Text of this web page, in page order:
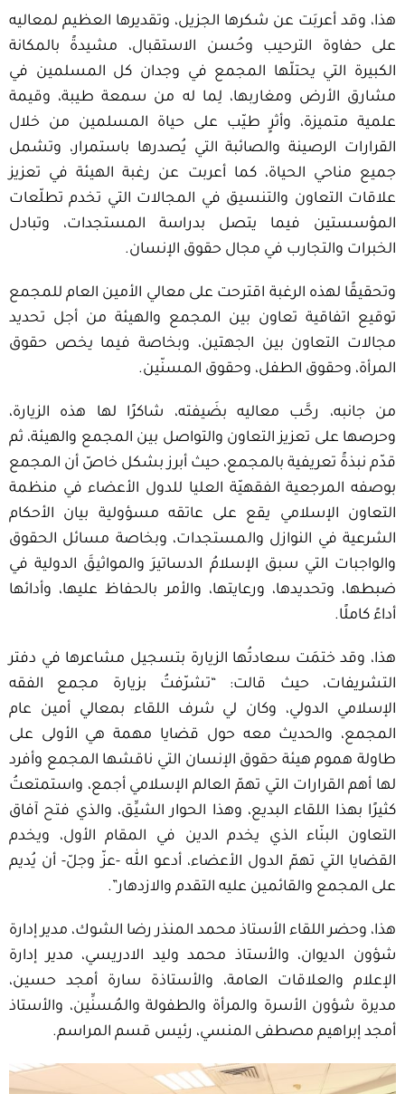
هذا، وقد أعربَت عن شكرها الجزيل، وتقديرها العظيم لمعاليه
على حفاوة الترحيب وحُسن الاستقبال، مشيدةً بالمكانة
الكبيرة التي يحتلّها المجمع في وجدان كل المسلمين في
مشارق الأرض ومغاربها، لِما له من سمعة طيبة، وقيمة
علمية متميزة، وأثرٍ طيّب على حياة المسلمين من خلال
القرارات الرصينة والصائبة التي يُصدرها باستمرار، وتشمل
جميع مناحي الحياة، كما أعربت عن رغبة الهيئة في تعزيز
علاقات التعاون والتنسيق في المجالات التي تخدم تطلّعات
المؤسستين فيما يتصل بدراسة المستجدات، وتبادل
الخبرات والتجارب في مجال حقوق الإنسان.
وتحقيقًا لهذه الرغبة اقترحت على معالي الأمين العام للمجمع
توقيع اتفاقية تعاون بين المجمع والهيئة من أجل تحديد
مجالات التعاون بين الجهتين، وبخاصة فيما يخص حقوق
المرأة، وحقوق الطفل، وحقوق المسنّين.
من جانبه، رحَّب معاليه بضَيفته، شاكرًا لها هذه الزيارة،
وحرصها على تعزيز التعاون والتواصل بين المجمع والهيئة، ثم
قدّم نبذةً تعريفية بالمجمع، حيث أبرز بشكل خاصّ أن المجمع
بوصفه المرجعية الفقهيّة العليا للدول الأعضاء في منظمة
التعاون الإسلامي يقع على عاتقه مسؤولية بيان الأحكام
الشرعية في النوازل والمستجدات، وبخاصة مسائل الحقوق
والواجبات التي سبق الإسلامُ الدساتيرَ والمواثيقَ الدولية في
ضبطها، وتحديدها، ورعايتها، والأمر بالحفاظ عليها، وأدائها
أداءً كاملًا.
هذا، وقد ختمَت سعادتُها الزيارة بتسجيل مشاعرها في دفتر
التشريفات، حيث قالت: “تشرّفتُ بزيارة مجمع الفقه
الإسلامي الدولي، وكان لي شرف اللقاء بمعالي أمين عام
المجمع، والحديث معه حول قضايا مهمة هي الأولى على
طاولة هموم هيئة حقوق الإنسان التي ناقشها المجمع وأفرد
لها أهم القرارات التي تهمّ العالم الإسلامي أجمع، واستمتعتُ
كثيرًا بهذا اللقاء البديع، وهذا الحوار الشيِّق، والذي فتح آفاق
التعاون البنّاء الذي يخدم الدين في المقام الأول، ويخدم
القضايا التي تهمّ الدول الأعضاء، أدعو الله -عزّ وجلّ- أن يُديم
على المجمع والقائمين عليه التقدم والازدهار”.
هذا، وحضر اللقاء الأستاذ محمد المنذر رضا الشوك، مدير إدارة
شؤون الديوان، والأستاذ محمد وليد الادريسي، مدير إدارة
الإعلام والعلاقات العامة، والأستاذة سارة أمجد حسين،
مديرة شؤون الأسرة والمرأة والطفولة والمُسنِّين، والأستاذ
أمجد إبراهيم مصطفى المنسي، رئيس قسم المراسم.